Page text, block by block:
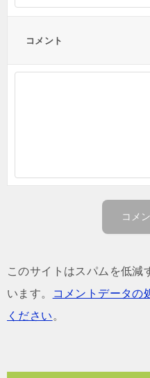
コメント
このサイトはスパムを低減
います。
コメントデータの
ください 。